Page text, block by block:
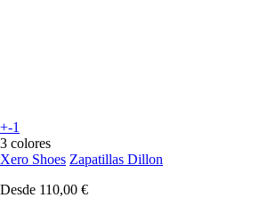
+-1
3 colores
Xero Shoes Zapatillas Dillon
Desde 110,00 €